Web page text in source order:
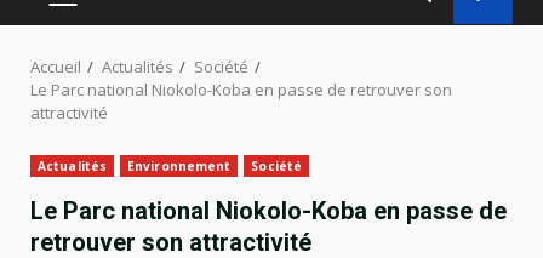
MENU
PRINCIPAL
Accueil Actualités
Société
Le Parc national Niokolo-Koba en passe de retrouver son
attractivité
Actualités Environnement Société
Le Parc national Niokolo-Koba en passe de
retrouver son attractivité